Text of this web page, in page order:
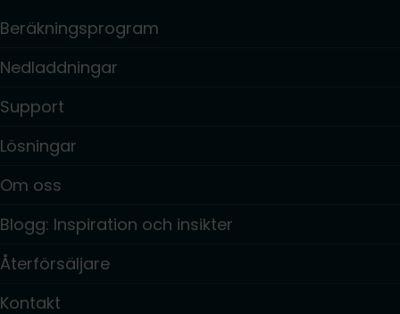
Beräkningsprogram
Nedladdningar
Support
Lösningar
Om oss
Blogg: Inspiration och insikter
Återförsäljare
Kontakt